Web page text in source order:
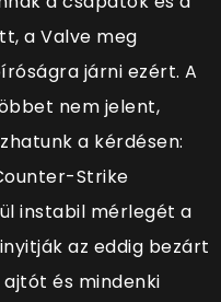
a Valve meg
járni ezért. A
nem jelent,
a kérdésen:
Strike
instabil mérlegét a
az eddig bezárt
és mindenki